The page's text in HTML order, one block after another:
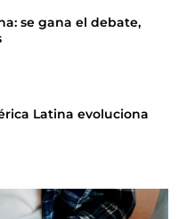
se gana el debate,
Latina evoluciona